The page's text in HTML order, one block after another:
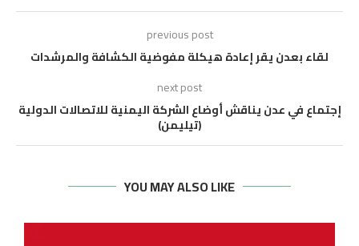
previous post
لقاء بعدن يقر إعادة هيكلة مفوضية الكشافة والمرشدات
next post
إجتماع في عدن يناقش أوضاع الشركة اليمنية للاتصالات الدولية
(تيليمن)
YOU MAY ALSO LIKE